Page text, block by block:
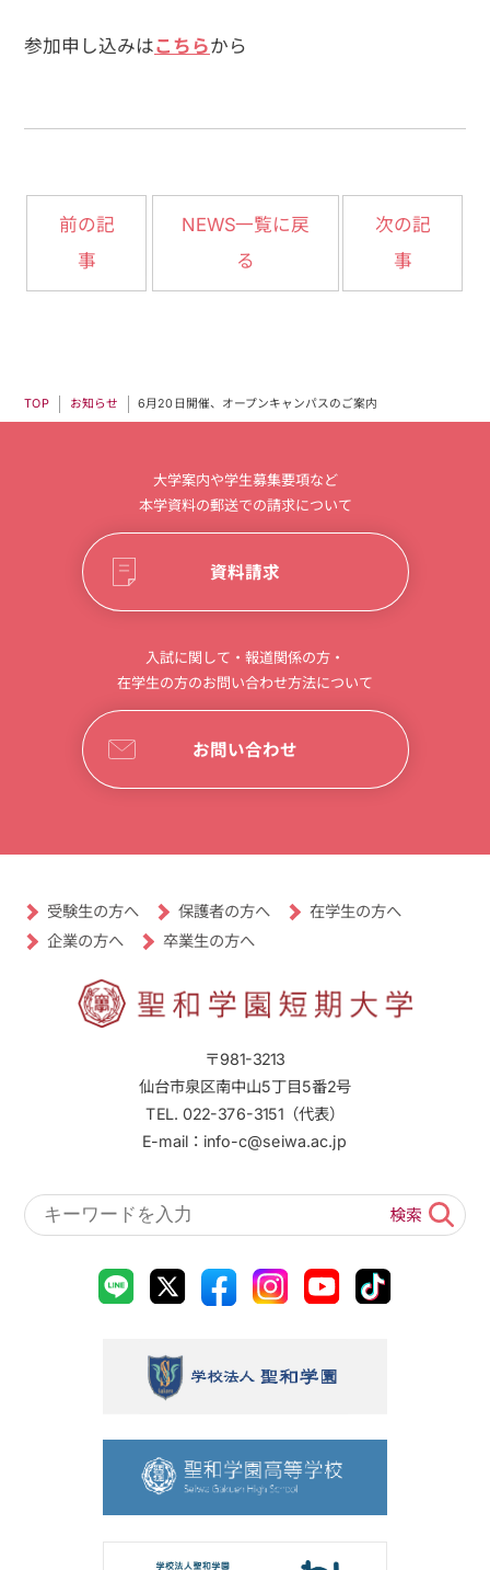
参加申し込みはこちらから
前の記
事
NEWS一覧に戻
る
次の記
事
TOP お知らせ 6月20日開催、オープンキャンパスのご案内
大学案内や学生募集要項など
本学資料の郵送での請求について
資料請求
入試に関して・報道関係の方・
在学生の方のお問い合わせ方法について
お問い合わせ
〒981-3213
仙台市泉区南中山5丁目5番2号
TEL. 022-376-3151（代表）
E-mail：info-c@seiwa.ac.jp
受験生の方へ 保護者の方へ 在学生の方へ
企業の方へ 卒業生の方へ